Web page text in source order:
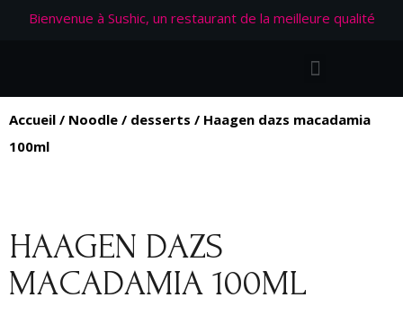
Bienvenue à Sushic, un restaurant de la meilleure qualité
Accueil / Noodle / desserts / Haagen dazs macadamia
100ml
HAAGEN DAZS
MACADAMIA 100ML